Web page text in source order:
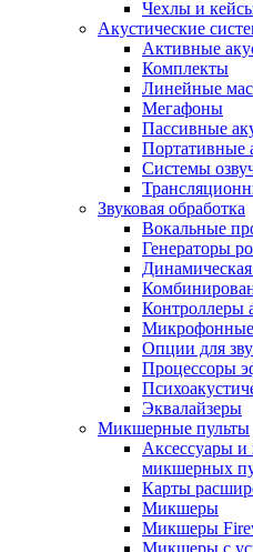
Чехлы и
Акустические
Активные
Комплекты
Линейные
Мегафоны
Пассивные
Портативные
Системы
Звуковая обработка
Вокальные
Генераторы
Контроллеры
Микрофонные
Опции для
Процессоры
Эквалайзеры
Микшерные пульты
Аксессуары
микшерных
Карты
Микшеры
Микшеры
Микшеры с